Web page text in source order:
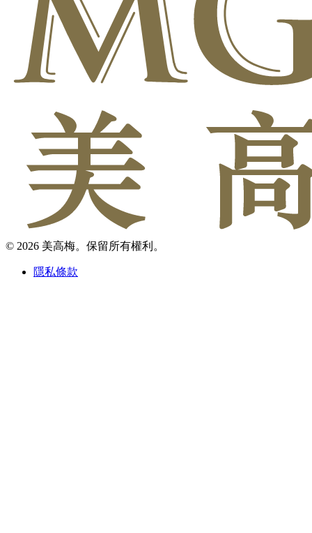
© 2026 美高梅。保留所有權利。
隱私條款